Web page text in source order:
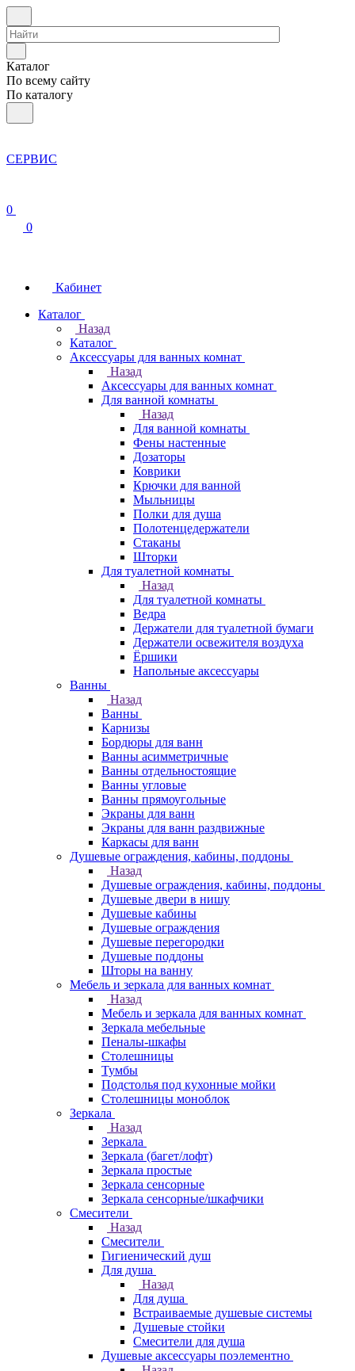
Каталог
По всему сайту
По каталогу
СЕРВИС
0
0
Кабинет
Каталог
Назад
Каталог
Аксессуары для ванных комнат
Назад
Аксессуары для ванных комнат
Для ванной комнаты
Назад
Для ванной комнаты
Фены настенные
Дозаторы
Коврики
Крючки для ванной
Мыльницы
Полки для душа
Полотенцедержатели
Стаканы
Шторки
Для туалетной комнаты
Назад
Для туалетной комнаты
Ведра
Держатели для туалетной бумаги
Держатели освежителя воздуха
Ёршики
Напольные аксессуары
Ванны
Назад
Ванны
Карнизы
Бордюры для ванн
Ванны асимметричные
Ванны отдельностоящие
Ванны угловые
Ванны прямоугольные
Экраны для ванн
Экраны для ванн раздвижные
Каркасы для ванн
Душевые ограждения, кабины, поддоны
Назад
Душевые ограждения, кабины, поддоны
Душевые двери в нишу
Душевые кабины
Душевые ограждения
Душевые перегородки
Душевые поддоны
Шторы на ванну
Мебель и зеркала для ванных комнат
Назад
Мебель и зеркала для ванных комнат
Зеркала мебельные
Пеналы-шкафы
Столешницы
Тумбы
Подстолья под кухонные мойки
Столешницы моноблок
Зеркала
Назад
Зеркала
Зеркала (багет/лофт)
Зеркала простые
Зеркала сенсорные
Зеркала сенсорные/шкафчики
Смесители
Назад
Смесители
Гигиенический душ
Для душа
Назад
Для душа
Встраиваемые душевые системы
Душевые стойки
Смесители для душа
Душевые аксессуары поэлементно